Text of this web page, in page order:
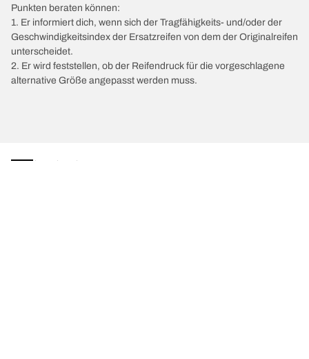
Punkten beraten können:
1. Er informiert dich, wenn sich der Tragfähigkeits- und/oder der
Geschwindigkeitsindex der Ersatzreifen von dem der Originalreifen
unterscheidet.
2. Er wird feststellen, ob der Reifendruck für die vorgeschlagene
alternative Größe angepasst werden muss.